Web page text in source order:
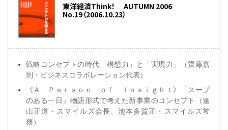
東洋経済Think！ AUTUMN 2006
No.19（2006.10.23）
戦略コンセプトの時代「構想力」と「実現力」（齋藤嘉
則・ビジネスコラボレーション代表）
《Ａ Ｐｅｒｓｏｎ ｏｆ Ｉｎｓｉｇｈｔ》「スープ
のある一日」物語形式で考えた新事業のコンセプト（遠
山正道・スマイルズ会長、池本多賀正・スマイルズ常
務）